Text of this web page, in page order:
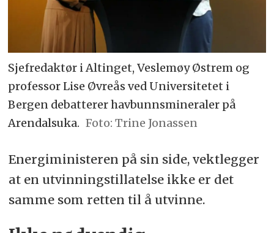
Sjefredaktør i Altinget, Veslemøy Østrem og
professor Lise Øvreås ved Universitetet i
Bergen debatterer havbunnsmineraler på
Arendalsuka.
Trine Jonassen
Energiministeren på sin side, vektlegger
at en utvinningstillatelse ikke er det
samme som retten til å utvinne.